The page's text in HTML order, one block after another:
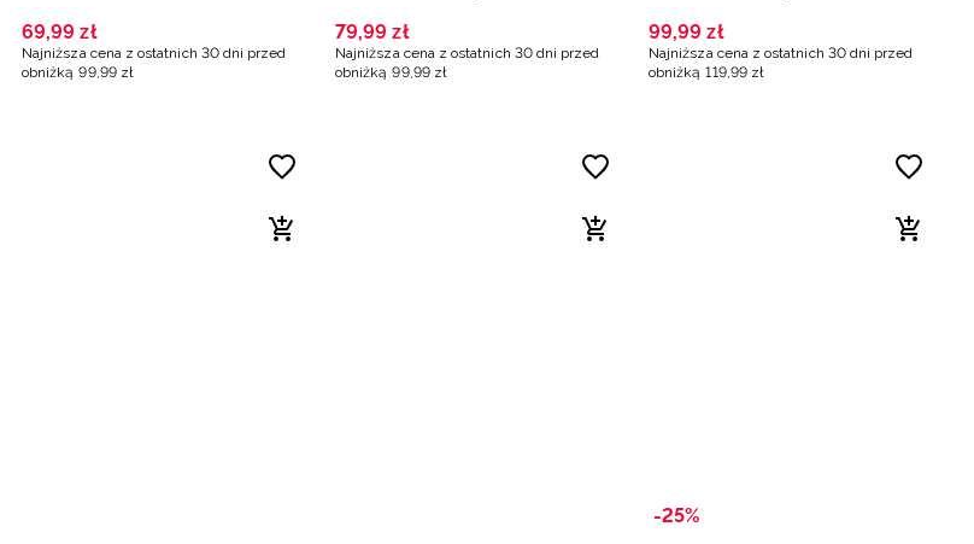
69,99 zł
Najniższa cena z ostatnich 30 dni przed
obniżką 99, 99 zł
multikolor
79,99 zł
Najniższa cena z ostatnich 30 dni przed
obniżką 99, 99 zł
multikolor
99,99 zł
Najniższa cena z ostatnich 30 dni przed
obniżką 119, 99 zł
-25%